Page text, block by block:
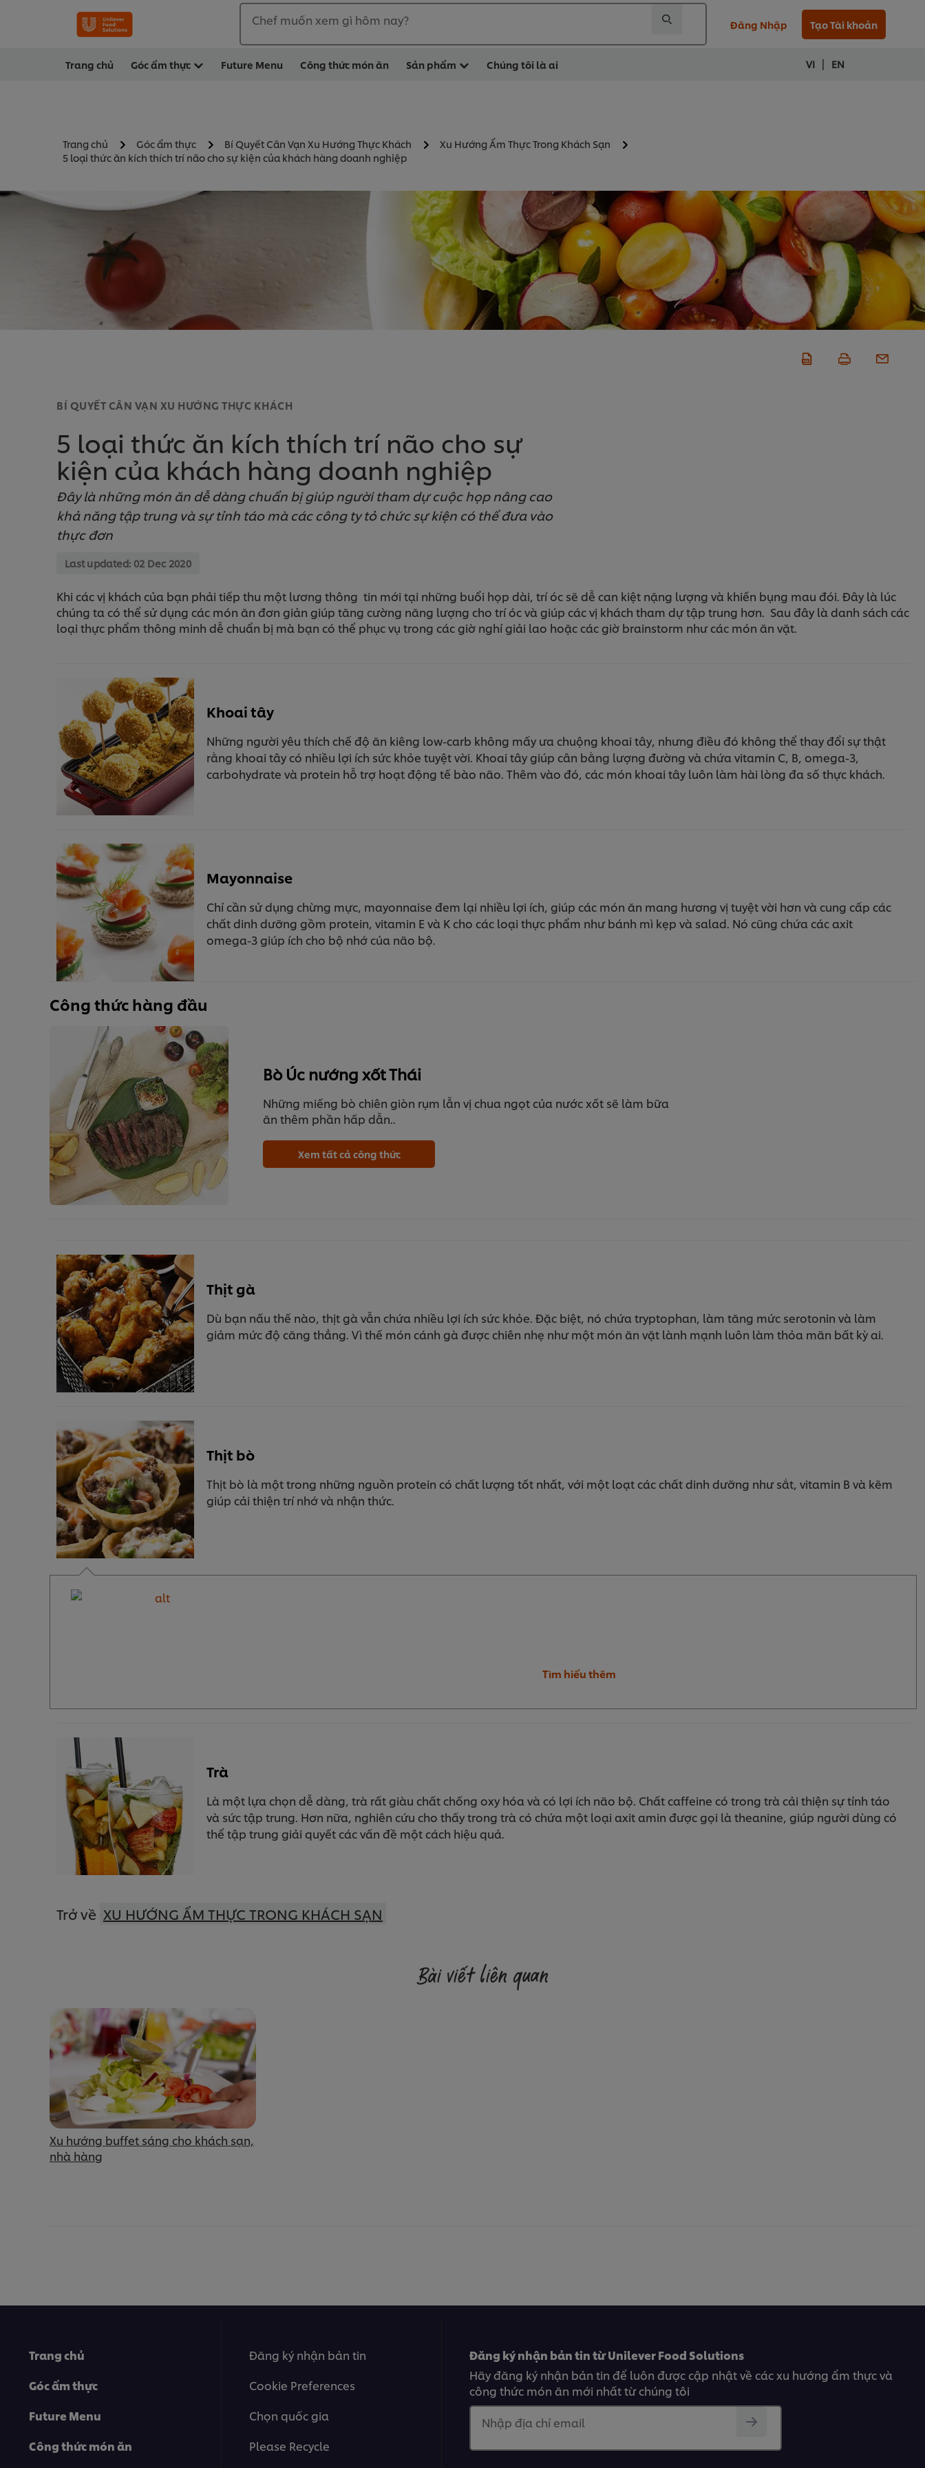
Chef muốn xem gì hôm nay? Đăng Nhập Tạo Tài khoản
Trang chủ Góc ẩm thực Future Menu Công thức món ăn Sản phẩm Chúng tôi là ai VI | EN
Trang chủ Góc ẩm thực Bí Quyết Cân Vạn Xu Hướng Thực Khách
Xu Hướng Ẩm Thực Trong Khách Sạn
5 loại thức ăn kích thích trí não cho sự kiện của khách hàng doanh nghiệp
BÍ QUYẾT CÂN VẠN XU HƯỚNG THỰC KHÁCH
5 loại thức ăn kích thích trí não cho sự
kiện của khách hàng doanh nghiệp
Đây là những món ăn dễ dàng chuẩn bị giúp người tham dự cuộc họp nâng cao
khả năng tập trung và sự tỉnh táo mà các công ty tỏ chức sự kiện có thể đưa vào
thực đơn
Last updated: 02 Dec 2020
Khi các vị khách của bạn phải tiếp thu một lương thông tin mới tại những buổi họp dài, trí óc sẽ dễ can kiệt nặng lượng và khiến bụng mau đói. Đây là lúc
chúng ta có thể sử dụng các món ăn đơn giản giúp tăng cường năng lượng cho trí óc và giúp các vị khách tham dự tập trung hơn. Sau đây là danh sách các
loại thực phẩm thông minh dễ chuẩn bị mà bạn có thể phục vụ trong các giờ nghỉ giải lao hoặc các giờ brainstorm như các món ăn vặt.
Khoai tây
Những người yêu thích chế độ ăn kiêng low-carb không mấy ưa chuộng khoai tây, nhưng điều đó không thể thay đổi sự thật
rằng khoai tây có nhiều lợi ích sức khỏe tuyệt vời. Khoai tây giúp cân bằng lượng đường và chứa vitamin C, B, omega-3,
carbohydrate và protein hỗ trợ hoạt động tế bào não. Thêm vào đó, các món khoai tây luôn làm hài lòng đa số thực khách.
Mayonnaise
Chỉ cần sử dụng chừng mực, mayonnaise đem lại nhiều lợi ích, giúp các món ăn mang hương vị tuyệt vời hơn và cung cấp các
chất dinh dưỡng gồm protein, vitamin E và K cho các loại thực phẩm như bánh mì kẹp và salad. Nó cũng chứa các axit
omega-3 giúp ích cho bộ nhớ của não bộ.
Công thức hàng đầu
Bò Úc nướng xốt Thái
Những miếng bò chiên giòn rụm lẫn vị chua ngọt của nước xốt sẽ làm bữa
ăn thêm phần hấp dẫn..
Xem tất cả công thức
Thịt gà
Dù bạn nấu thế nào, thịt gà vẫn chứa nhiều lợi ích sức khỏe. Đặc biệt, nó chứa tryptophan, làm tăng mức serotonin và làm
giảm mức độ căng thẳng. Vì thế món cánh gà được chiên nhẹ như một món ăn vặt lành mạnh luôn làm thỏa mãn bất kỳ ai.
Thịt bò
Thịt bò là một trong những nguồn protein có chất lượng tốt nhất, với một loạt các chất dinh dưỡng như sắt, vitamin B và kẽm
giúp cải thiện trí nhớ và nhận thức.
Tìm hiểu thêm
Trà
Là một lựa chọn dễ dàng, trà rất giàu chất chống oxy hóa và có lợi ích não bộ. Chất caffeine có trong trà cải thiện sự tỉnh táo
và sức tập trung. Hơn nữa, nghiên cứu cho thấy trong trà có chứa một loại axit amin được gọi là theanine, giúp người dùng có
thể tập trung giải quyết các vấn đề một cách hiệu quả.
Trở về XU HƯỚNG ẨM THỰC TRONG KHÁCH SẠN
Bài viết liên quan
Xu hướng buffet sáng cho khách sạn,
nhà hàng
Trang chủ
Góc ẩm thực
Future Menu
Công thức món ăn
Đăng ký nhận bản tin
Cookie Preferences
Chọn quốc gia
Please Recycle
Đăng ký nhận bản tin từ Unilever Food Solutions
Hãy đăng ký nhận bản tin để luôn được cập nhật về các xu hướng ẩm thực và
công thức món ăn mới nhất từ chúng tôi
Nhập địa chỉ email